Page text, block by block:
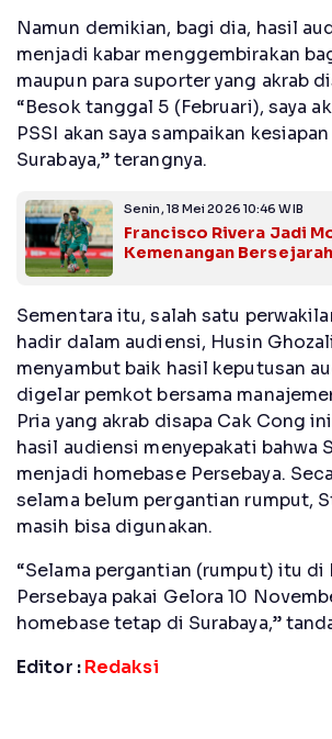
Namun demikian, bagi dia, hasil
menjadi kabar menggembirakan
maupun para suporter yang akrab
“Besok tanggal 5 (Februari), saya
PSSI akan saya sampaikan
Surabaya,” terangnya.
Senin, 18 Mei 2026 10:46 WIB
Francisco Rivera Jadi
Kemenangan
Sementara itu, salah satu
hadir dalam audiensi, Husin
menyambut baik hasil keputusan
digelar pemkot bersama
Pria yang akrab disapa Cak Cong
hasil audiensi menyepakati bahwa
menjadi homebase Persebaya.
selama belum pergantian rumput,
masih bisa digunakan.
“Selama pergantian (rumput) itu di
Persebaya pakai Gelora 10
homebase tetap di Surabaya,”
Editor :Redaksi